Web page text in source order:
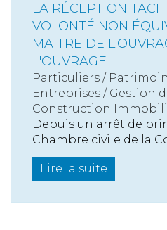
LA RÉCEPTION
VOLONTÉ NON
MAITRE DE
L'OUVRAGE
Particuliers /
Entreprises / Gestion
Construction
Depuis un arrêt de
Chambre civile de la
Lire la suite